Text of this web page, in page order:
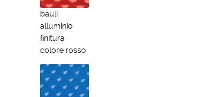
bauli
alluminio
finitura
colore rosso